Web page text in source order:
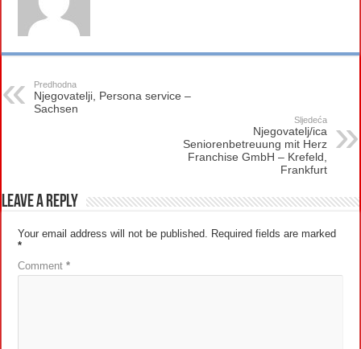
Predhodna
Njegovatelji, Persona service –
Sachsen
Sljedeća
Njegovatelj/ica
Seniorenbetreuung mit Herz
Franchise GmbH – Krefeld,
Frankfurt
Leave a Reply
Your email address will not be published.
Required fields are marked
*
Comment*